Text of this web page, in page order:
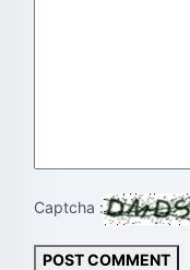
Captcha :
POST COMMENT